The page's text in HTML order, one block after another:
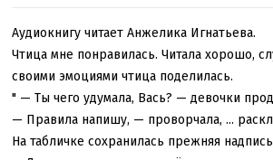
Аудиокнигу читает Анжелика Игнатьева.
Чтица мне понравилась. Читала хорошо,
своими эмоциями чтица поделилась.
" — Ты чего удумала, Вась? — девочки
— Правила напишу, — проворчала, ...
На табличке сохранилась прежняя